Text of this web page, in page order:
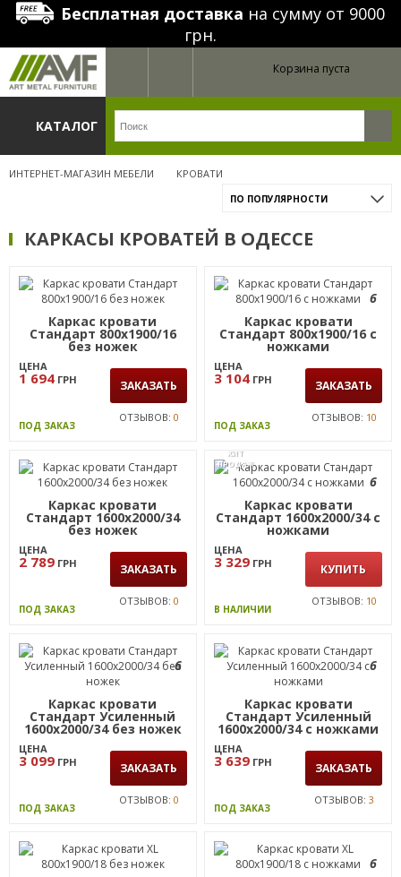
Бесплатная доставка на сумму от 9000
грн.
Корзина пуста
КАТАЛОГ
ИНТЕРНЕТ-МАГАЗИН МЕБЕЛИ КРОВАТИ
ПО ПОПУЛЯРНОСТИ
КАРКАСЫ КРОВАТЕЙ В ОДЕССЕ
Каркас кровати
Стандарт 800х1900/16
без ножек
ЦЕНА
1 694 ГРН ЗАКАЗАТЬ
ПОД ЗАКАЗ
ОТЗЫВОВ: 0
6
Каркас кровати
Стандарт 800х1900/16 с
ножками
ЦЕНА
3 104 ГРН ЗАКАЗАТЬ
ПОД ЗАКАЗ
ОТЗЫВОВ: 10
Каркас кровати
Стандарт 1600х2000/34
без ножек
ЦЕНА
2 789 ГРН ЗАКАЗАТЬ
ПОД ЗАКАЗ
ОТЗЫВОВ: 0
ХИТ
ПРОДАЖ
6
Каркас кровати
Стандарт 1600х2000/34 с
ножками
ЦЕНА
3 329 ГРН КУПИТЬ
В НАЛИЧИИ
ОТЗЫВОВ: 10
6
Каркас кровати
Стандарт Усиленный
1600х2000/34 без ножек
ЦЕНА
3 099 ГРН ЗАКАЗАТЬ
ПОД ЗАКАЗ
ОТЗЫВОВ: 0
6
Каркас кровати
Стандарт Усиленный
1600х2000/34 с ножками
ЦЕНА
3 639 ГРН ЗАКАЗАТЬ
ПОД ЗАКАЗ
ОТЗЫВОВ: 3
6